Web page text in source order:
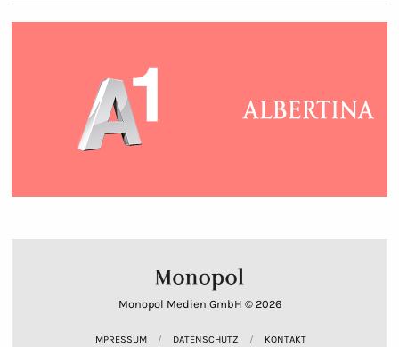
Monopol Medien GmbH © 2026
IMPRESSUM DATENSCHUTZ KONTAKT